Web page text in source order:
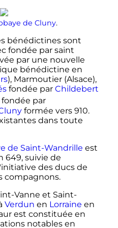
de Cluny.
bénédictines sont
fondée par saint
par une nouvelle
bénédictine en
), Marmoutier (Alsace),
fondée par Childebert
par
formée vers 910.
dans toute
de Saint-Wandrille est
649, suivie de
des ducs de
compagnons.
Vanne et Saint-
Verdun en Lorraine en
est constituée en
notables en